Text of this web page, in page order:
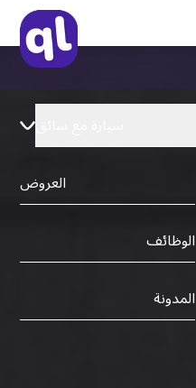
العروض
الوظائف
المدونة